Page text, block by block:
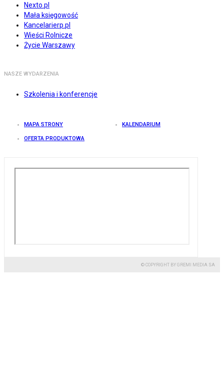
Nexto.pl
Mała księgowość
Kancelarierp.pl
Wieści Rolnicze
Życie Warszawy
NASZE WYDARZENIA
Szkolenia i konferencje
MAPA STRONY KALENDARIUM
OFERTA PRODUKTOWA
© COPYRIGHT BY GREMI MEDIA SA